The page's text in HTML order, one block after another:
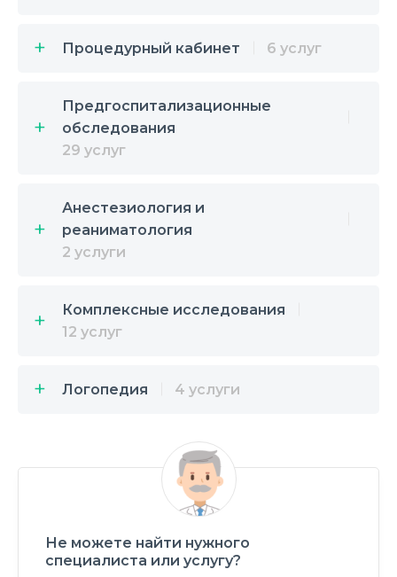
Процедурный кабинет 6 услуг
Предгоспитализационные
обследования
29 услуг
Анестезиология и
реаниматология
2 услуги
Комплексные исследования
12 услуг
Логопедия 4 услуги
Не можете найти нужного
специалиста или услугу?